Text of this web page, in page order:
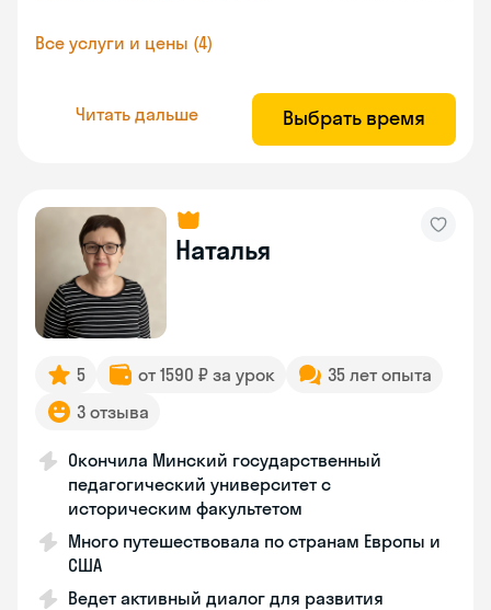
Все услуги и цены (4)
Читать дальше Выбрать время
Наталья
5 от 1590 ₽ за урок
35 лет опыта
3 отзыва
Окончила Минский государственный
педагогический университет с
историческим факультетом
Много путешествовала по странам Европы и
США
Ведет активный диалог для развития